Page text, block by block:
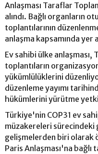
Anlaşması Taraflar
alındı. Bağlı organların
toplantılarının
anlaşma kapsamında yer
Ev sahibi ülke
toplantıların
yükümlülüklerini
düzenleme yayımı
hükümlerini yürütme
Türkiye'nin COP31 ev
müzakereleri sürecindeki
gelişmelerden biri olarak
Paris Anlaşması'na bağlı